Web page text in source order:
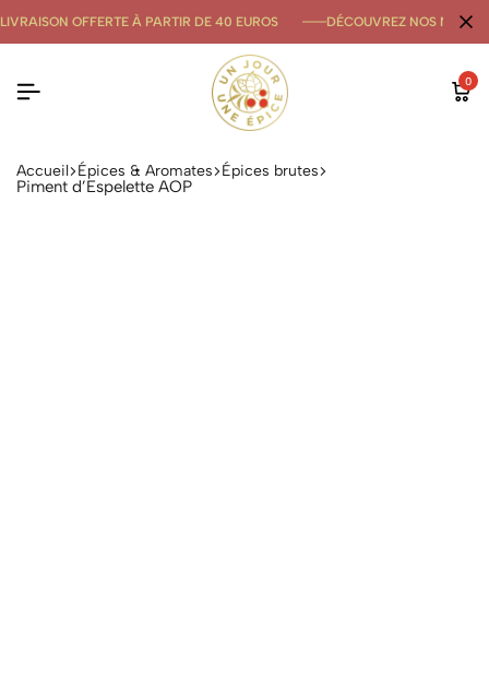
LIVRAISON OFFERTE À PARTIR DE 40 EUROS DÉCOUVREZ NOS
0
Accueil Épices & Aromates Épices brutes
Piment d’Espelette AOP